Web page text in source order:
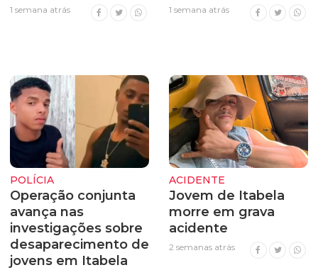
1 semana atrás 1 semana atrás
POLÍCIA
Operação conjunta
avança nas
investigações sobre
desaparecimento de
jovens em Itabela
ACIDENTE
Jovem de Itabela
morre em grava
acidente
2 semanas atrás